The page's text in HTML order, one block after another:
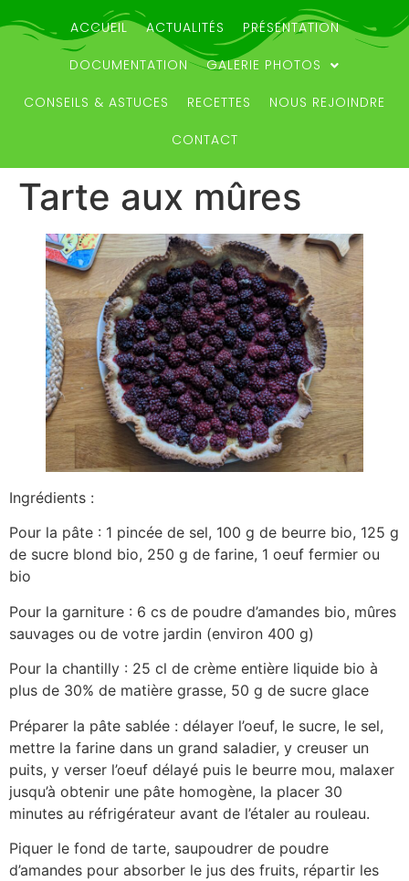
ACCUEIL ACTUALITÉS PRÉSENTATION
DOCUMENTATION GALERIE PHOTOS
CONSEILS & ASTUCES RECETTES NOUS REJOINDRE
CONTACT
Tarte aux mûres
Ingrédients :
Pour la pâte : 1 pincée de sel, 100 g de beurre bio, 125 g
de sucre blond bio, 250 g de farine, 1 oeuf fermier ou
bio
Pour la garniture : 6 cs de poudre d’amandes bio, mûres
sauvages ou de votre jardin (environ 400 g)
Pour la chantilly : 25 cl de crème entière liquide bio à
plus de 30% de matière grasse, 50 g de sucre glace
Préparer la pâte sablée : délayer l’oeuf, le sucre, le sel,
mettre la farine dans un grand saladier, y creuser un
puits, y verser l’oeuf délayé puis le beurre mou, malaxer
jusqu’à obtenir une pâte homogène, la placer 30
minutes au réfrigérateur avant de l’étaler au rouleau.
Piquer le fond de tarte, saupoudrer de poudre
d’amandes pour absorber le jus des fruits, répartir les